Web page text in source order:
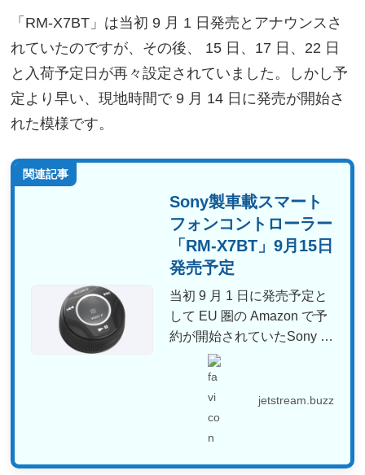
「RM-X7BT」は当初 9 月 1 日発売とアナウンスさ
れていたのですが、その後、 15 日、17 日、22 日
と入荷予定日が再々設定されていました。しかし予
定より早い、現地時間で 9 月 14 日に発売が開始さ
れた模様です。
関連記事
Sony製車載スマート
フォンコントローラー
「RM-X7BT」9月15日
発売予定
当初 9 月 1 日に発売予定と
して EU 圏の Amazon で予
約が開始されていたSony の
jetstream.buzz